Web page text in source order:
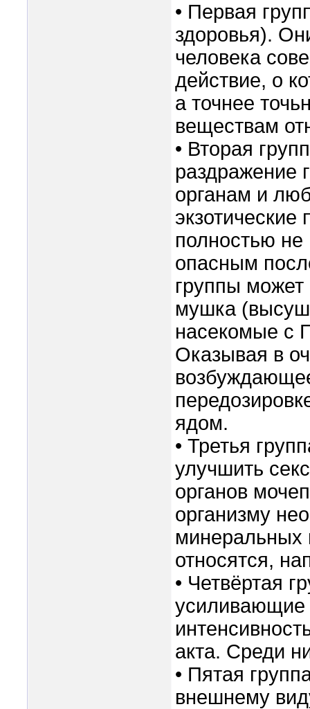
• Первая
здоровья).
человека
действие, о
а точнее
веществам
• Вторая
раздражение
органам и
экзотические
полностью не
опасным
группы
мушка
насекомые с
Оказывая в
ядом.
• Третья
улучшить
органов
организму
минеральных
относятся,
• Четвёртая
усиливающие
акта. Среди
• Пятая
внешнему